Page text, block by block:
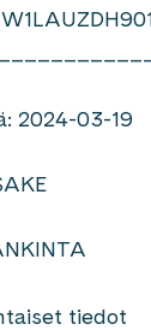
2024-03-19
tiedot